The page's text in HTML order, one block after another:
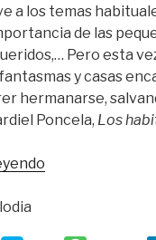
a los temas
de las
Pero esta
y casas
hermanarse,
Poncela, Los